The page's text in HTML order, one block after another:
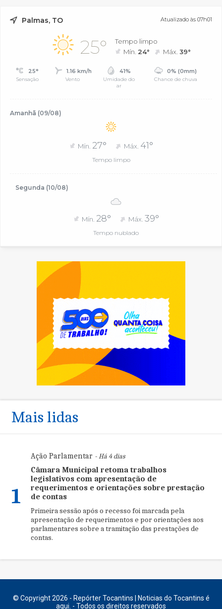
Palmas, TO Atualizado às 07h01
25°
Tempo limpo
Mín. 24° Máx.39°
25°
Sensação
1.16 km/h
Vento
41%
Umidade do
ar
0% (0mm)
Chance de chuva
Amanhã (09/08)
Mín. 27° Máx. 41°
Tempo limpo
Segunda (10/08)
Mín. 28° Máx. 39°
Tempo nublado
Mais lidas
1
Ação Parlamentar - Há 4 dias
Câmara Municipal retoma trabalhos
legislativos com apresentação de
requerimentos e orientações sobre prestação
de contas
Primeira sessão após o recesso foi marcada pela
apresentação de requerimentos e por orientações aos
parlamentares sobre a tramitação das prestações de
contas.
© Copyright 2026 - Repórter Tocantins | Noticias do Tocantins é
aqui. - Todos os direitos reservados